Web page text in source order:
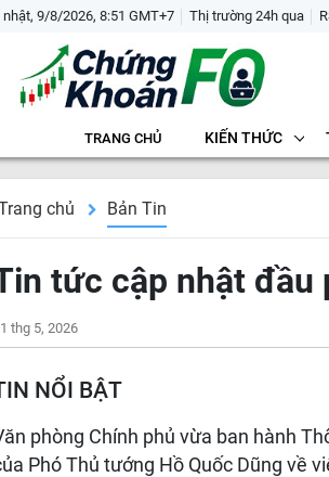
nhật, 9/8/2026, 8:51 GMT+7 Thị trường 24h qua
TRANG CHỦ KIẾN THỨC
chủ Bản Tin
tức cập nhật đầu
thg 5, 2026
NỔI BẬT
phòng Chính phủ vừa ban hành
Phó Thủ tướng Hồ Quốc Dũng về